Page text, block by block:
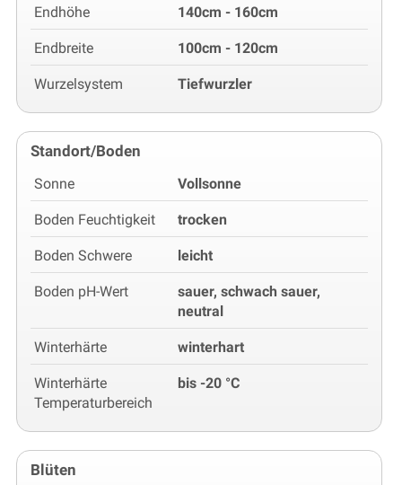
Endhöhe 140cm - 160cm
Endbreite 100cm - 120cm
Wurzelsystem Tiefwurzler
Standort/Boden
Sonne Vollsonne
Boden Feuchtigkeit trocken
Boden Schwere leicht
Boden pH-Wert
sauer, schwach sauer,
neutral
Winterhärte winterhart
Winterhärte
Temperaturbereich
bis -20 °C
Blüten